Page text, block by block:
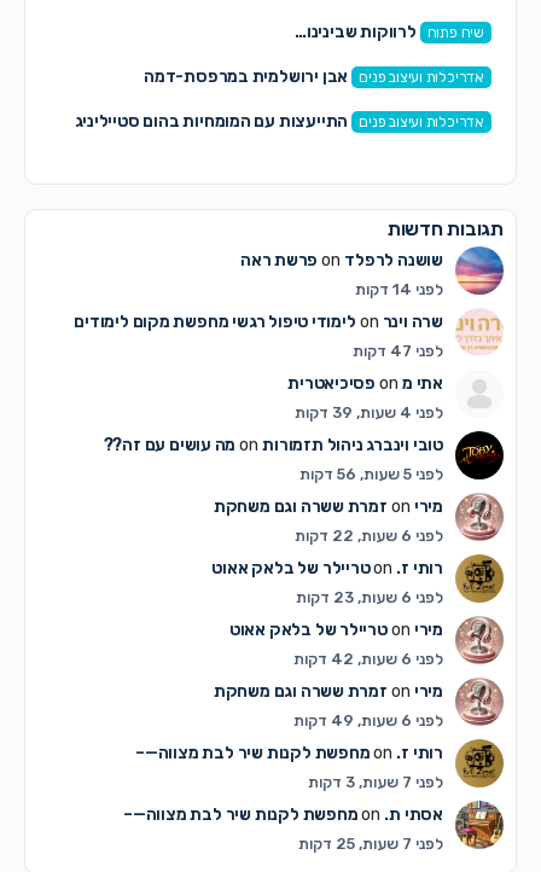
שיח פתוח לרווקות שבינינו…
אדריכלות ועיצוב פנים אבן ירושלמית במרפסת-דמה
אדריכלות ועיצוב פנים התייעצות עם המומחיות בהום סטייליניג
תגובות חדשות
שושנה לרפלדon פרשת ראה
לפני 14 דקות
שרה וינרon לימודי טיפול רגשי מחפשת מקום לימודים
לפני 47 דקות
אתי מon פסיכיאטרית
לפני 4 שעות, 39 דקות
טובי וינברג ניהול תזמורותon מה עושים עם זה??
לפני 5 שעות, 56 דקות
מיריon זמרת ששרה וגם משחקת
לפני 6 שעות, 22 דקות
רותי ז.on טריילר של בלאק אאוט
לפני 6 שעות, 23 דקות
מיריon טריילר של בלאק אאוט
לפני 6 שעות, 42 דקות
מיריon זמרת ששרה וגם משחקת
לפני 6 שעות, 49 דקות
רותי ז.on מחפשת לקנות שיר לבת מצווה—–
לפני 7 שעות, 3 דקות
אסתי ת.on מחפשת לקנות שיר לבת מצווה—–
לפני 7 שעות, 25 דקות